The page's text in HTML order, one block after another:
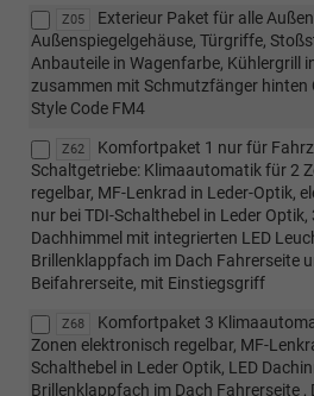
Z05
Exterieur Paket für alle
Außenspiegelgehäuse, Türgriffe,
Anbauteile in Wagenfarbe, Kühlergrill
zusammen mit Schmutzfänger hinten
Style Code FM4
Z62
Komfortpaket 1 nur für
Schaltgetriebe: Klimaautomatik für 2
regelbar, MF-Lenkrad in Leder-Optik,
nur bei TDI-Schalthebel in Leder
Dachhimmel mit integrierten LED
Brillenklappfach im Dach Fahrerseite
Beifahrerseite, mit Einstiegsgriff
Z68
Komfortpaket 3
Zonen elektronisch regelbar, MF-
Schalthebel in Leder Optik, LED
Brillenklappfach im Dach Fahrerseite